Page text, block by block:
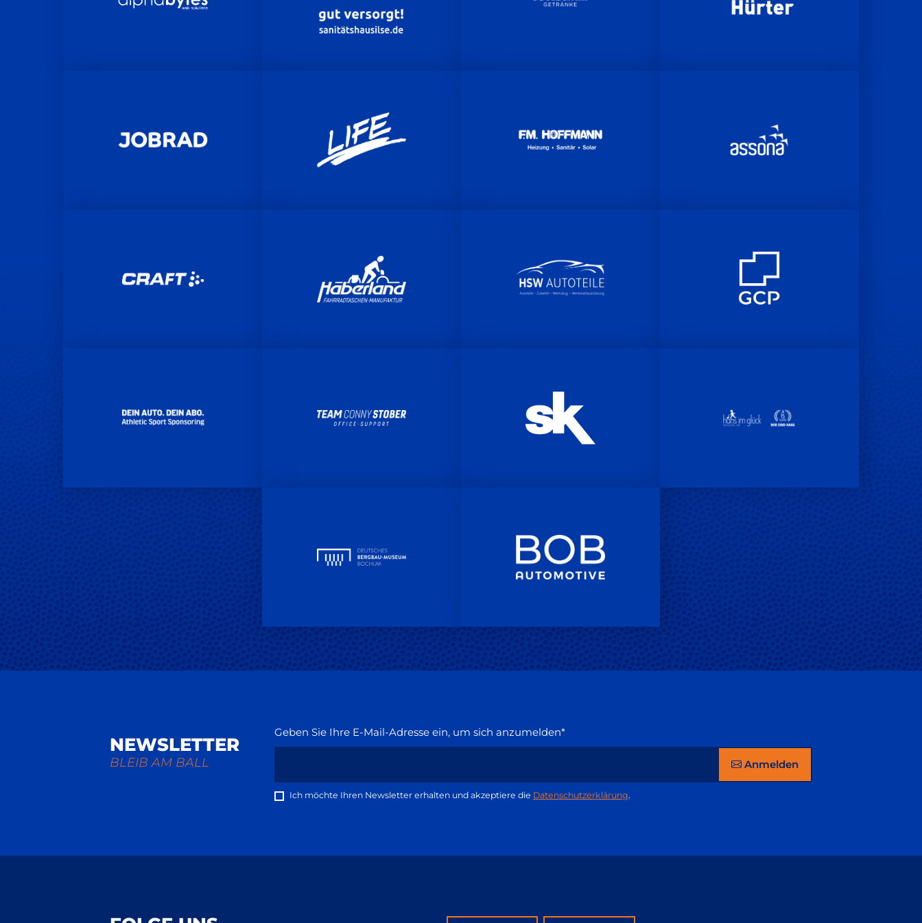
NEWSLETTER
BLEIB AM BALL
Geben Sie Ihre E-Mail-Adresse ein, um sich anzumelden*
Anmelden
Ich möchte Ihren Newsletter erhalten und akzeptiere die Datenschutzerklärung.